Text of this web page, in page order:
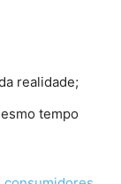
realidade;
tempo